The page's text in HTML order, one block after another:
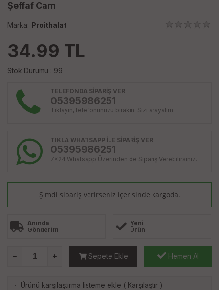
Şeffaf Cam
Marka: Proithalat
34.99 TL
Stok Durumu : 99
TELEFONDA SİPARİŞ VER
05395986251
Tıklayın, telefonunuzu bırakın. Sizi arayalım.
TIKLA WHATSAPP İLE SİPARİŞ VER
05395986251
7x24 Whatsapp Üzerinden de Sipariş Verebilirsiniz.
Şimdi sipariş verirseniz içerisinde kargoda.
Anında
Gönderim
Yeni
Ürün
Sepete Ekle Hemen Al
· Ürünü karşılaştırma listeme ekle ( Karşılaştır )